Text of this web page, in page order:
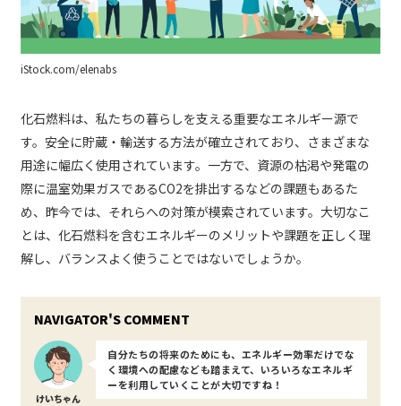
iStock.com/elenabs
化石燃料は、私たちの暮らしを支える重要なエネルギー源で
す。安全に貯蔵・輸送する方法が確立されており、さまざまな
用途に幅広く使用されています。一方で、資源の枯渇や発電の
際に温室効果ガスであるCO2を排出するなどの課題もあるた
め、昨今では、それらへの対策が模索されています。大切なこ
とは、化石燃料を含むエネルギーのメリットや課題を正しく理
解し、バランスよく使うことではないでしょうか。
けいちゃん
自分たちの将来のためにも、エネルギー効率だけでな
く環境への配慮なども踏まえて、いろいろなエネルギ
ーを利用していくことが大切ですね！